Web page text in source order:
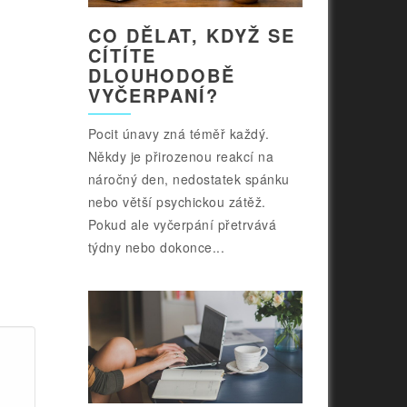
CO DĚLAT, KDYŽ SE
CÍTÍTE
DLOUHODOBĚ
VYČERPANÍ?
Pocit únavy zná téměř každý.
Někdy je přirozenou reakcí na
náročný den, nedostatek spánku
nebo větší psychickou zátěž.
Pokud ale vyčerpání přetrvává
týdny nebo dokonce...